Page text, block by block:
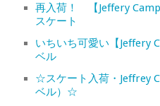
再入荷！ 【Jeffery
スケート
いちいち可愛い【Jeffery
ベル
☆スケート入荷・Jeffrey
ベル）☆